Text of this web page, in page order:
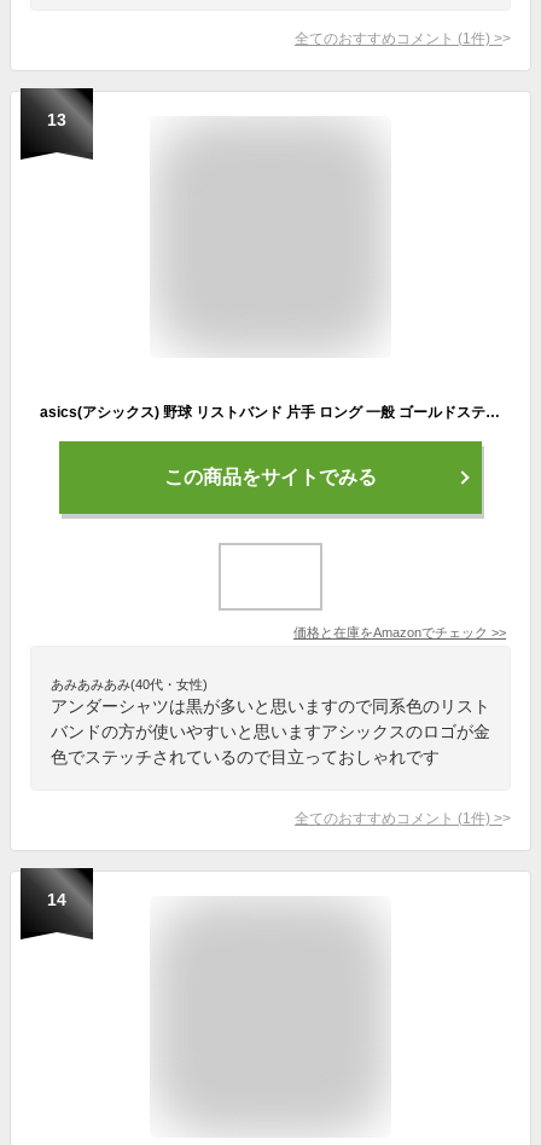
全てのおすすめコメント (1 件) >
13
asics(アシックス) 野球 リストバンド 片手 ロング 一般 ゴールドステージ ネイビー F BAQ504
この商品をサイトでみる
価格と在庫をAmazonでチェック >>
あみあみあみ(40代・女性)
アンダーシャツは黒が多いと思いますので同系色のリスト
バンドの方が使いやすいと思いますアシックスのロゴが金
色でステッチされているので目立っておしゃれです
全てのおすすめコメント (1 件) >
14